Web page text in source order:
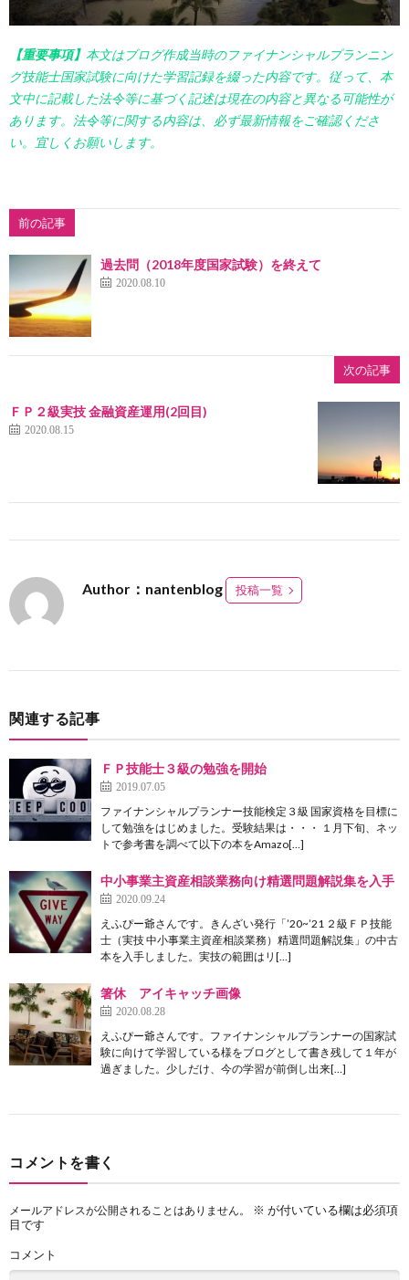
【重要事項】 本文はブログ作成当時のファイナンシャルプランニン
グ技能士国家試験に向けた学習記録を綴った内容です。従って、本
文中に記載した法令等に基づく記述は現在の内容と異なる可能性が
あります。法令等に関する内容は、必ず最新情報をご確認くださ
い。宜しくお願いします。
前の記事
過去問（2018年度国家試験）を終えて
2020.08.10
次の記事
ＦＰ２級実技 金融資産運用(2回目)
2020.08.15
Author：nantenblog 投稿一覧
関連する記事
ＦＰ技能士３級の勉強を開始
2019.07.05
ファイナンシャルプランナー技能検定３級 国家資格を目標に
して勉強をはじめました。受験結果は・・・ １月下旬、ネッ
トで参考書を調べて以下の本をAmazo[…]
中小事業主資産相談業務向け精選問題解説集を入手
2020.09.24
えふぴー爺さんです。きんざい発行「’20~’21 ２級ＦＰ技能
士（実技 中小事業主資産相談業務）精選問題解説集」の中古
本を入手しました。実技の範囲はリ[…]
箸休 アイキャッチ画像
2020.08.28
えふぴー爺さんです。ファイナンシャルプランナーの国家試
験に向けて学習している様をブログとして書き残して１年が
過ぎました。少しだけ、今の学習が前倒し出来[…]
コメントを書く
メールアドレスが公開されることはありません。 ※ が付いている欄は必須項
目です
コメント